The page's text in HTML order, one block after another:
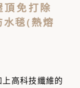
頂免打除
水毯(熱熔
高科技纖維的